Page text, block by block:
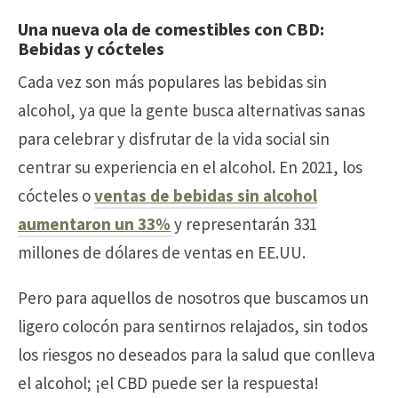
Una nueva ola de comestibles con CBD:
Bebidas y cócteles
Cada vez son más populares las bebidas sin
alcohol, ya que la gente busca alternativas sanas
para celebrar y disfrutar de la vida social sin
centrar su experiencia en el alcohol. En 2021, los
cócteles oventas de bebidas sin alcohol
aumentaron un 33% y representarán 331
millones de dólares de ventas en EE.UU.
Pero para aquellos de nosotros que buscamos un
ligero colocón para sentirnos relajados, sin todos
los riesgos no deseados para la salud que conlleva
el alcohol; ¡el CBD puede ser la respuesta!